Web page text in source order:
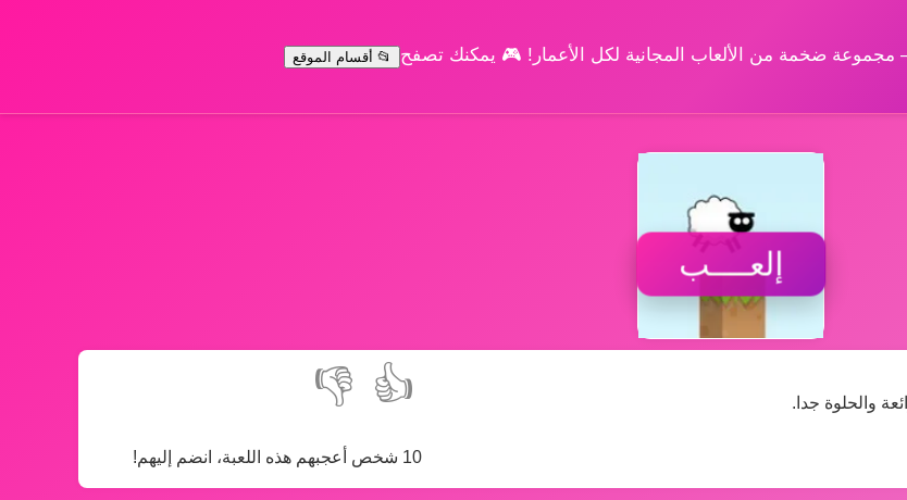
مجموعة ضخمة من الألعاب المجانية لكل الأعمار! 🎮 يمكنك تصفح 📂 أقسام الموقع
إلعــــب
👍
👎
10 شخص أعجبهم هذه اللعبة، انضم إليهم!
والحلوة جدا.